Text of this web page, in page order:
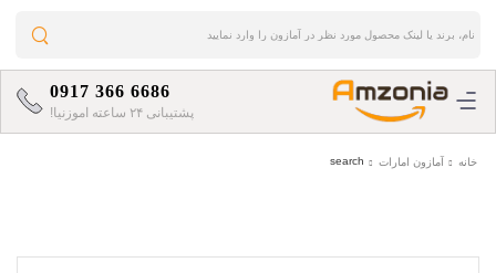
0917 366 6686
پشتیبانی ۲۴ ساعته اموزنیا!
خانه آمازون امارات search